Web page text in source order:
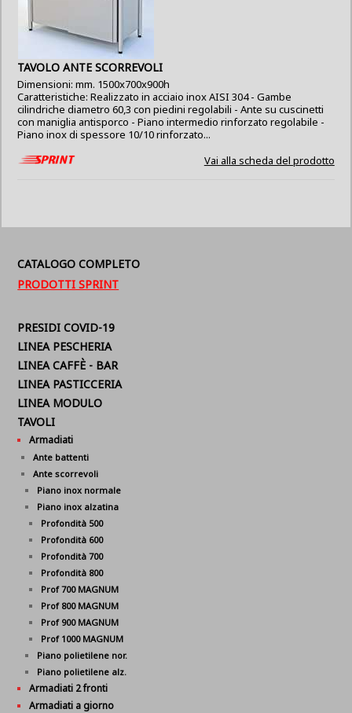
TAVOLO ANTE SCORREVOLI
Dimensioni: mm. 1500x700x900h
Caratteristiche: Realizzato in acciaio inox AISI 304 - Gambe
cilindriche diametro 60,3 con piedini regolabili - Ante su cuscinetti
con maniglia antisporco - Piano intermedio rinforzato regolabile -
Piano inox di spessore 10/10 rinforzato...
Vai alla scheda del prodotto
CATALOGO COMPLETO
PRODOTTI SPRINT
PRESIDI COVID-19
LINEA PESCHERIA
LINEA CAFFÈ - BAR
LINEA PASTICCERIA
LINEA MODULO
TAVOLI
Armadiati
Ante battenti
Ante scorrevoli
Piano inox normale
Piano inox alzatina
Profondità 500
Profondità 600
Profondità 700
Profondità 800
Prof 700 MAGNUM
Prof 800 MAGNUM
Prof 900 MAGNUM
Prof 1000 MAGNUM
Piano polietilene nor.
Piano polietilene alz.
Armadiati 2 fronti
Armadiati a giorno